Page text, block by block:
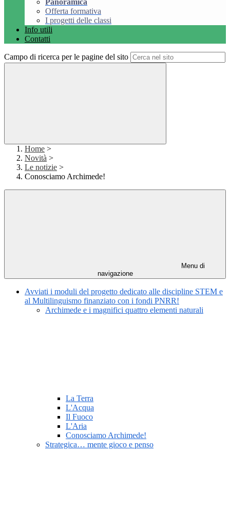
Panoramica
Offerta formativa
I progetti delle classi
Info utili
Contatti
Campo di ricerca per le pagine del sito
Home >
Novità >
Le notizie >
Conosciamo Archimede!
Menu di
navigazione
Avviati i moduli del progetto dedicato alle discipline STEM e
al Multilinguismo finanziato con i fondi PNRR!
Archimede e i magnifici quattro elementi naturali
La Terra
L'Acqua
Il Fuoco
L'Aria
Conosciamo Archimede!
Strategica… mente gioco e penso